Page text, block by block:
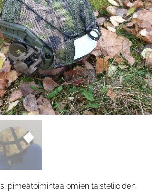
pimeätoimintaa omien taistelijoiden